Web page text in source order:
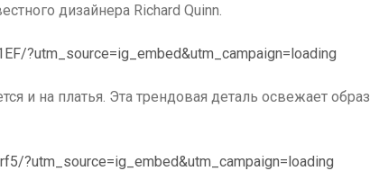
дизайнера Richard Quinn.
?utm_source=ig_embed&utm_campaign=loading
и на платья. Эта трендовая деталь освежает образ
?utm_source=ig_embed&utm_campaign=loading